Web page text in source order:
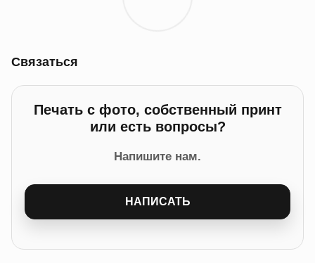
Связаться
Печать с фото, собственный принт
или есть вопросы?
Напишите нам.
НАПИСАТЬ